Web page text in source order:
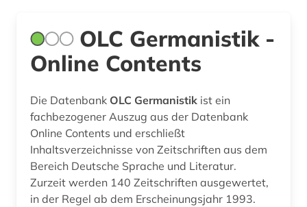
OLC Germanistik -
Online Contents
Die Datenbank OLC Germanistik ist ein
fachbezogener Auszug aus der Datenbank
Online Contents und erschließt
Inhaltsverzeichnisse von Zeitschriften aus dem
Bereich Deutsche Sprache und Literatur.
Zurzeit werden 140 Zeitschriften ausgewertet,
in der Regel ab dem Erscheinungsjahr 1993.